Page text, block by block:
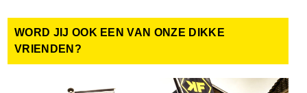
WORD JIJ OOK EEN VAN ONZE DIKKE
VRIENDEN?